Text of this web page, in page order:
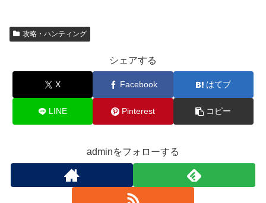
攻略・ハンティング
シェアする
X Facebook はてブ
LINE Pinterest コピー
adminをフォローする